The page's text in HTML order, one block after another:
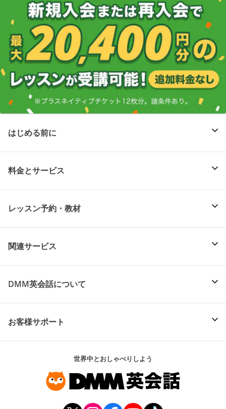
はじめる前に
料金とサービス
レッスン予約・教材
関連サービス
DMM英会話について
お客様サポート
世界中とおしゃべりしよう